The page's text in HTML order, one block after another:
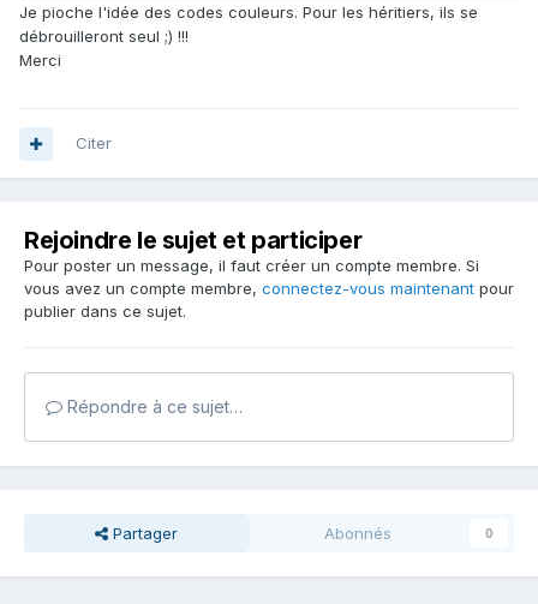
(fluos, quartz, cuivres,...)
- la valeur marchande (pour mes héritiers !)
Bon, il ne faut pas que je perde le cahier :-)
Je pioche l'idée des codes couleurs. Pour les héritiers, ils se
débrouilleront seul ;) !!!
Merci
Citer
Rejoindre le sujet et participer
Pour poster un message, il faut créer un compte membre. Si
vous avez un compte membre, connectez-vous maintenant pour
publier dans ce sujet.
Répondre à ce sujet…
Partager Abonnés 0